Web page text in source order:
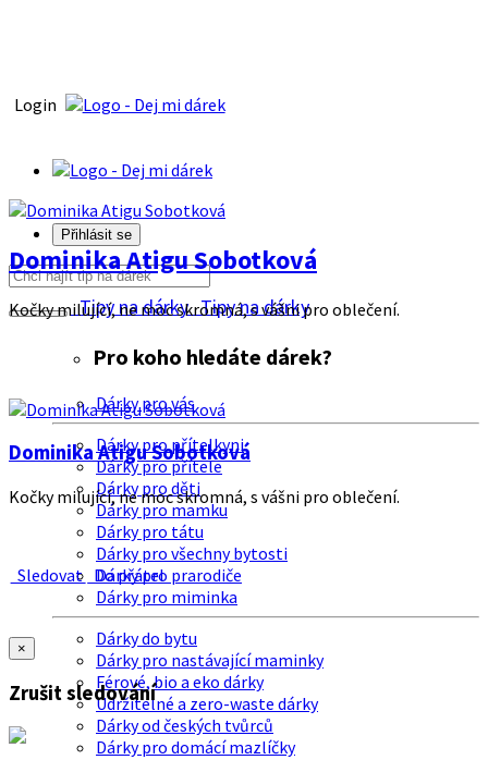
Login
Přihlásit se
Tipy na dárkyTipy na dárky
Pro koho hledáte dárek?
Dárky pro vás
Dárky pro přítelkyni
Dárky pro přítele
Dárky pro děti
Dárky pro mamku
Dárky pro tátu
Dárky pro všechny bytosti
Dárky pro prarodiče
Dárky pro miminka
Dárky do bytu
Dárky pro nastávající maminky
Férové, bio a eko dárky
Udržitelné a zero-waste dárky
Dárky od českých tvůrců
Dárky pro domácí mazlíčky
Dominika Atigu Sobotková
Kočky milující, ne moc skromná, s vášni pro oblečení.
Dominika Atigu Sobotková
Kočky milující, ne moc skromná, s vášni pro oblečení.
Sledovat Do přátel
×
Zrušit sledování